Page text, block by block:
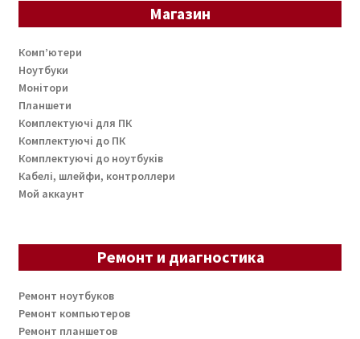
Магазин
Комп’ютери
Ноутбуки
Монітори
Планшети
Комплектуючі для ПК
Комплектуючі до ПК
Комплектуючі до ноутбуків
Кабелі, шлейфи, контроллери
Мой аккаунт
Ремонт и диагностика
Ремонт ноутбуков
Ремонт компьютеров
Ремонт планшетов